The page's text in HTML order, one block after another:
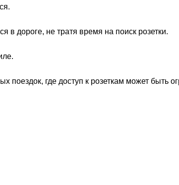
в дороге, не тратя время на поиск розетки.
поездок, где доступ к розеткам может быть